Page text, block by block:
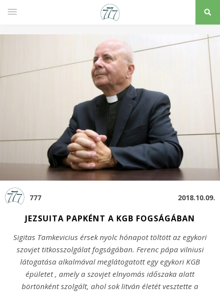
777 2018.10.09.
JEZSUITA PAPKÉNT A KGB FOGSÁGÁBAN
Sigitas Tamkevicius érsek nyolc hónapot töltött az egykori
szovjet titkosszolgálat fogságában. Ferenc pápa vilniusi
látogatása alkalmával meglátogatott egy egykori KGB
épületet , amely a szovjet elnyomás időszaka alatt
börtönként szolgált, ahol sok litván életét vesztette a